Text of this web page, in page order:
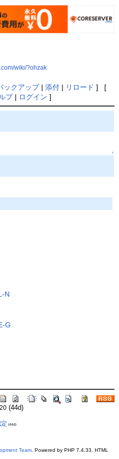
wiki/?ohzak
ックアップ| 添付| リロード ] [
プ| ログイン ]
↑
N
G
(44d)
(44d)
Team. Powered by PHP 7.4.33. HTML